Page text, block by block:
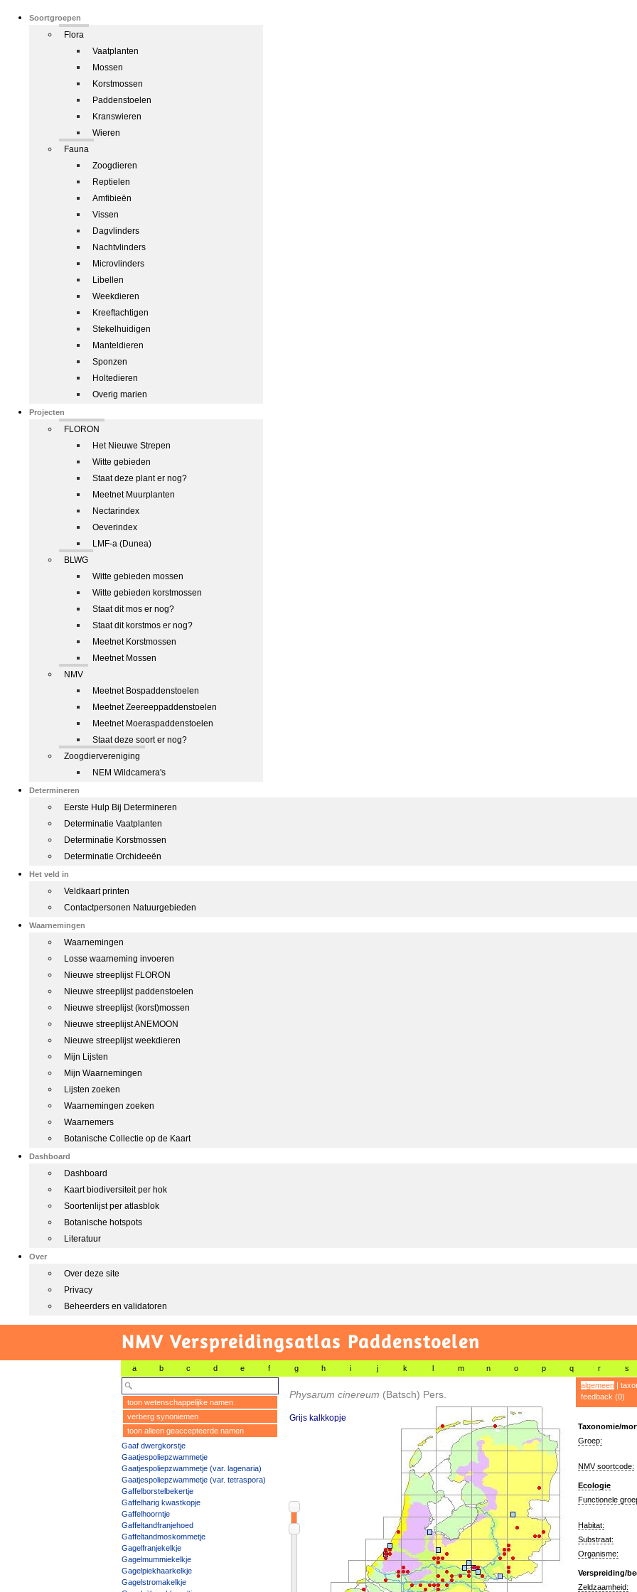
Soortgroepen
Flora
Vaatplanten
Mossen
Korstmossen
Paddenstoelen
Kranswieren
Wieren
Fauna
Zoogdieren
Reptielen
Amfibieën
Vissen
Dagvlinders
Nachtvlinders
Microvlinders
Libellen
Weekdieren
Kreeftachtigen
Stekelhuidigen
Manteldieren
Sponzen
Holtedieren
Overig marien
Projecten
FLORON
Het Nieuwe Strepen
Witte gebieden
Staat deze plant er nog?
Meetnet Muurplanten
Nectarindex
Oeverindex
LMF-a (Dunea)
BLWG
Witte gebieden mossen
Witte gebieden korstmossen
Staat dit mos er nog?
Staat dit korstmos er nog?
Meetnet Korstmossen
Meetnet Mossen
NMV
Meetnet Bospaddenstoelen
Meetnet Zeereeppaddenstoelen
Meetnet Moeraspaddenstoelen
Staat deze soort er nog?
Zoogdiervereniging
NEM Wildcamera's
Determineren
Eerste Hulp Bij Determineren
Determinatie Vaatplanten
Determinatie Korstmossen
Determinatie Orchideeën
Het veld in
Veldkaart printen
Contactpersonen Natuurgebieden
Waarnemingen
Waarnemingen
Losse waarneming invoeren
Nieuwe streeplijst FLORON
Nieuwe streeplijst paddenstoelen
Nieuwe streeplijst (korst)mossen
Nieuwe streeplijst ANEMOON
Nieuwe streeplijst weekdieren
Mijn Lijsten
Mijn Waarnemingen
Lijsten zoeken
Waarnemingen zoeken
Waarnemers
Botanische Collectie op de Kaart
Dashboard
Dashboard
Kaart biodiversiteit per hok
Soortenlijst per atlasblok
Botanische hotspots
Literatuur
Over
Over deze site
Privacy
Beheerders en validatoren
NMV Verspreidingsatlas Paddenstoelen
a b c d e f g h i j k l m n o p q r s
toon wetenschappelijke namen
verberg synoniemen
toon alleen geaccepteerde namen
Gaaf dwergkorstje
Gaatjespoliepzwammetje
Gaatjespoliepzwammetje (var. lagenaria)
Gaatjespoliepzwammetje (var. tetraspora)
Gaffelborstelbekertje
Gaffelharig kwastkopje
Gaffelhoorntje
Gaffeltandfranjehoed
Gaffeltandmoskommetje
Gagelfranjekelkje
Gagelmummiekelkje
Gagelpiekhaarkelkje
Gagelstromakelkje
Physarum cinereum (Batsch) Pers.
Grijs kalkkopje
algemeen|
feedback (0)
Taxonomie/
Groep:
NMV soortcode:
Ecologie
Functionele
Habitat:
Substraat:
Organisme:
Verspreiding/
Zeldzaamheid: